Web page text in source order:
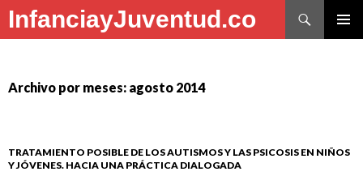
InfanciayJuventud.co
Buscar
Archivo por meses: agosto 2014
TRATAMIENTO POSIBLE DE LOS AUTISMOS Y LAS PSICOSIS EN NIÑOS
Y JÓVENES. HACIA UNA PRÁCTICA DIALOGADA